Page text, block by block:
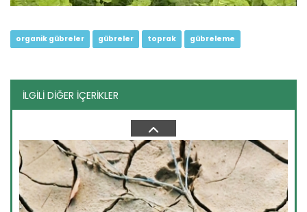
organik gübreler gübreler toprak gübreleme
İLGİLİ DİĞER İÇERİKLER
Kuraklık Zamanlarında...